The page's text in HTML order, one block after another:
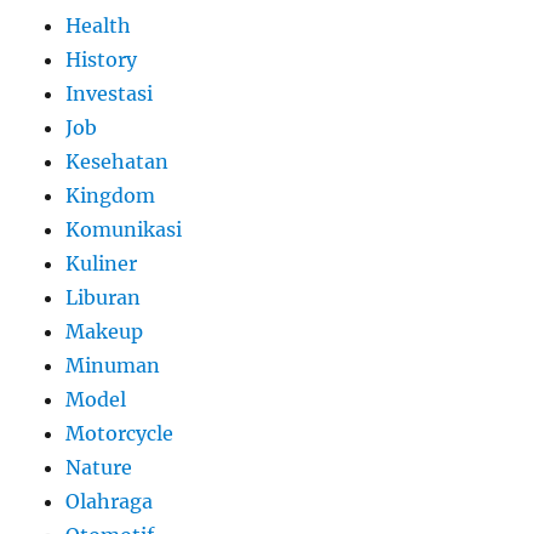
Health
History
Investasi
Job
Kesehatan
Kingdom
Komunikasi
Kuliner
Liburan
Makeup
Minuman
Model
Motorcycle
Nature
Olahraga